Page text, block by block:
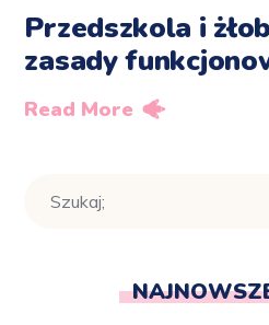
Przedszkola i
zasady
Read More